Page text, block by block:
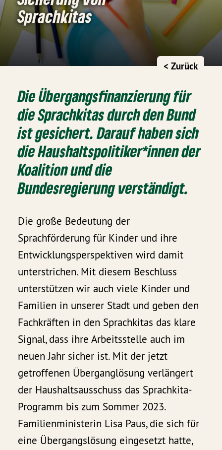
Sprachkitas
< Zurück
Die Übergangsfinanzierung für
die Sprachkitas durch den Bund
ist gesichert. Darauf haben sich
die Haushaltspolitiker*innen der
Koalition und die
Bundesregierung verständigt.
Die große Bedeutung der
Sprachförderung für Kinder und ihre
Entwicklungsperspektiven wird damit
unterstrichen. Mit diesem Beschluss
unterstützen wir auch viele Kinder und
Familien in unserer Stadt und geben den
Fachkräften in den Sprachkitas das klare
Signal, dass ihre Arbeitsstelle auch im
neuen Jahr sicher ist. Mit der jetzt
getroffenen Überganglösung verlängert
der Haushaltsausschuss das Sprachkita-
Programm bis zum Sommer 2023.
Familienministerin Lisa Paus, die sich für
eine Übergangslösung eingesetzt hatte,